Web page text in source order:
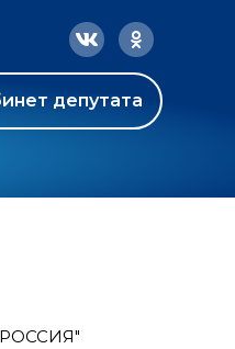
депутата
РОССИЯ"